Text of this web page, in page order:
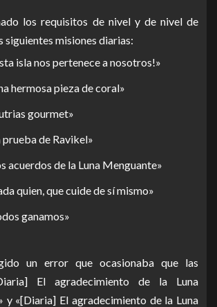
los requisitos de nivel y de nivel de
siguientes misiones diarias:
isla nos pertenece a nosotros!»
hermosa pieza de coral»
gourmet»
prueba de Ravikel»
acuerdos de la Luna Menguante»
quien, que cuide de sí mismo»
ganamos»
un error que ocasionaba que las
El agradecimiento de la Luna
y «[Diaria] El agradecimiento de la Luna